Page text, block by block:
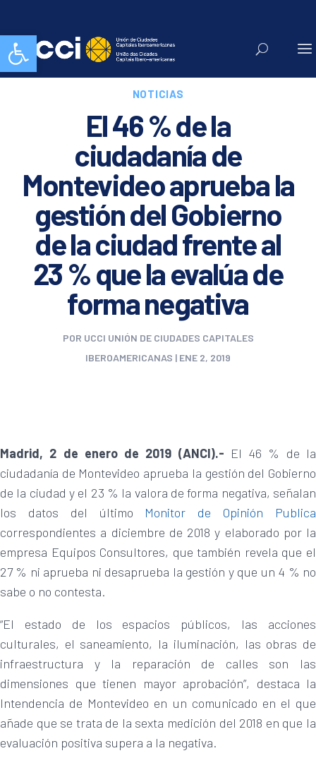
Abrir barra de herramientas
NOTICIAS
El 46 % de la
ciudadanía de
Montevideo aprueba la
gestión del Gobierno
de la ciudad frente al
23 % que la evalúa de
forma negativa
POR UCCI UNIÓN DE CIUDADES CAPITALES
IBEROAMERICANAS | ENE 2, 2019
Madrid, 2 de enero de 2019 (ANCI).- El 46 % de la
ciudadanía de Montevideo aprueba la gestión del Gobierno
de la ciudad y el 23 % la valora de forma negativa, señalan
los datos del último Monitor de Opinión Publica
correspondientes a diciembre de 2018 y elaborado por la
empresa Equipos Consultores, que también revela que el
27 % ni aprueba ni desaprueba la gestión y que un 4 % no
sabe o no contesta.
“El estado de los espacios públicos, las acciones
culturales, el saneamiento, la iluminación, las obras de
infraestructura y la reparación de calles son las
dimensiones que tienen mayor aprobación”, destaca la
Intendencia de Montevideo en un comunicado en el que
añade que se trata de la sexta medición del 2018 en que la
evaluación positiva supera a la negativa.